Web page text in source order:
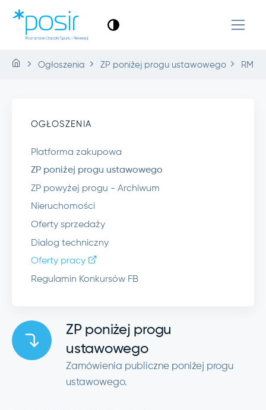
Ogłoszenia ZP poniżej progu ustawowego
OGŁOSZENIA
Platforma zakupowa
ZP poniżej progu ustawowego
ZP powyżej progu - Archiwum
Nieruchomości
Oferty sprzedaży
Dialog techniczny
Oferty pracy
Regulamin Konkursów FB
ZP poniżej progu
ustawowego
Zamówienia publiczne poniżej progu
ustawowego.